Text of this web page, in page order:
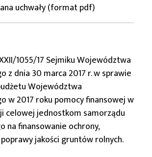
uchwały (format pdf)
1055/17 Sejmiku Województwa
z dnia 30 marca 2017 r. w sprawie
Województwa
w 2017 roku pomocy finansowej w
celowej jednostkom samorządu
na finansowanie ochrony,
jakości gruntów rolnych.